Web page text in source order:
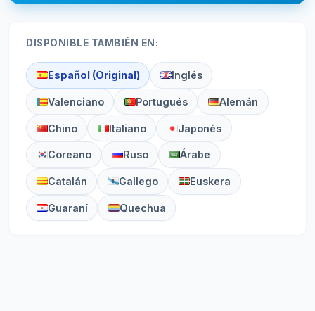
DISPONIBLE TAMBIÉN EN:
Español (Original) Inglés
Valenciano Portugués Alemán
Chino Italiano Japonés
Coreano Ruso Árabe
Catalán Gallego Euskera
Guaraní Quechua